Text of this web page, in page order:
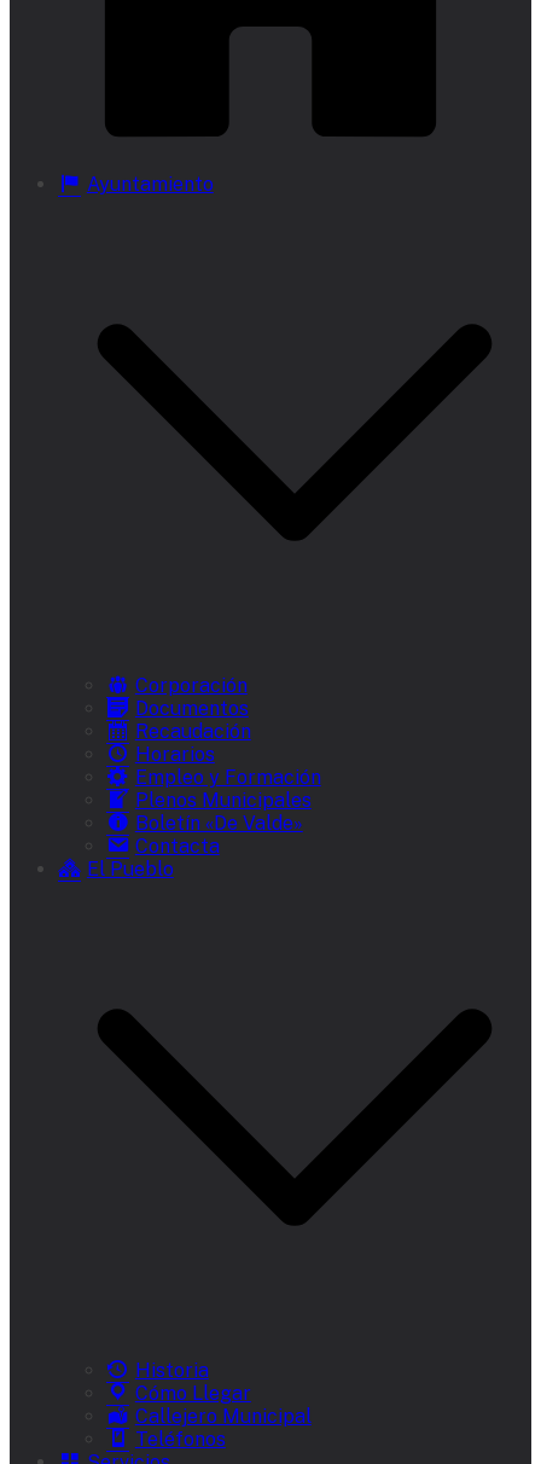
Ayuntamiento
Corporación
Documentos
Recaudación
Horarios
Empleo y Formación
Plenos Municipales
Boletín «De Valde»
Contacta
El Pueblo
Historia
Cómo Llegar
Callejero Municipal
Teléfonos